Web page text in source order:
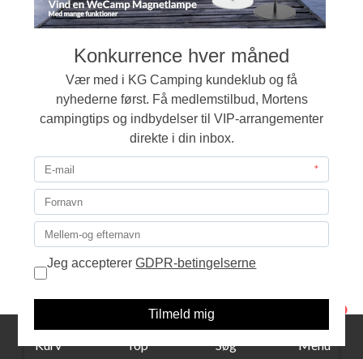
Redcliffs Camping sæt - 6 dele
69,00
Kurv Top Søg Menu